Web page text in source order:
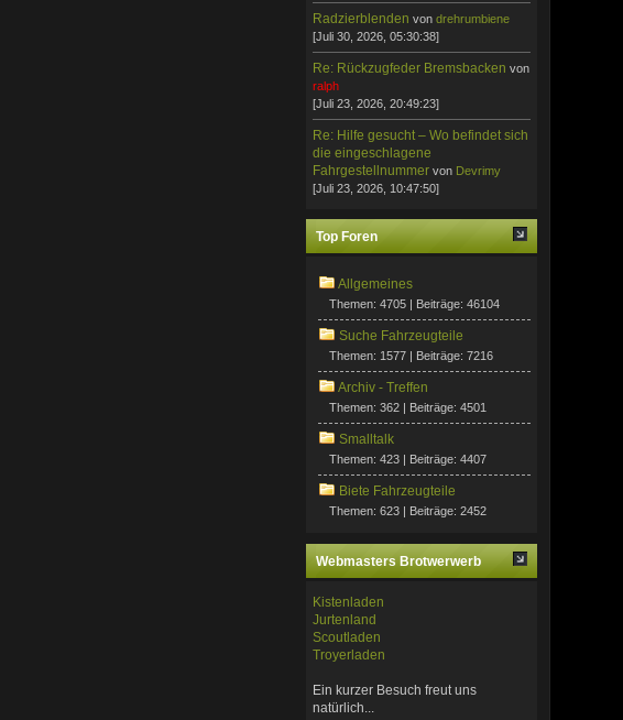
Radzierblendenvondrehrumbiene
[Juli 30, 2026, 05:30:38]
Re: Rückzugfeder Bremsbacken von
ralph
[Juli 23, 2026, 20:49:23]
Re: Hilfe gesucht – Wo befindet sich
die eingeschlagene
Fahrgestellnummer von Devrimy
[Juli 23, 2026, 10:47:50]
Top Foren
Allgemeines
Themen: 4705 | Beiträge: 46104
Suche Fahrzeugteile
Themen: 1577 | Beiträge: 7216
Archiv - Treffen
Themen: 362 | Beiträge: 4501
Smalltalk
Themen: 423 | Beiträge: 4407
Biete Fahrzeugteile
Themen: 623 | Beiträge: 2452
Webmasters Brotwerwerb
Kistenladen
Jurtenland
Scoutladen
Troyerladen
Ein kurzer Besuch freut uns
natürlich...